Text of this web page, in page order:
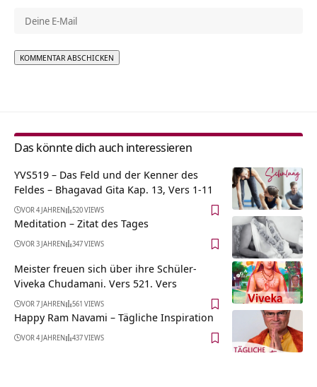
Das könnte dich auch interessieren
YVS519 – Das Feld und der Kenner des
Feldes – Bhagavad Gita Kap. 13, Vers 1-11
VOR 4 JAHREN 520 VIEWS
Meditation – Zitat des Tages
VOR 3 JAHREN 347 VIEWS
Meister freuen sich über ihre Schüler-
Viveka Chudamani. Vers 521. Vers
VOR 7 JAHREN 561 VIEWS
Happy Ram Navami – Tägliche Inspiration
VOR 4 JAHREN 437 VIEWS